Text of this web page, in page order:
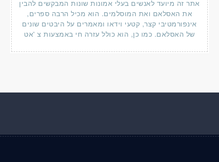
אתר זה מיועד לאנשים בעלי אמונות שונות המבקשים להבין
את האסלאם ואת המוסלמים. הוא מכיל הרבה ספרים,
אינפורמטיבי קצר, קטעי וידאו ומאמרים על היבטים שונים
של האסלאם. כמו כן, הוא כולל עזרה חי באמצעות צ 'אט